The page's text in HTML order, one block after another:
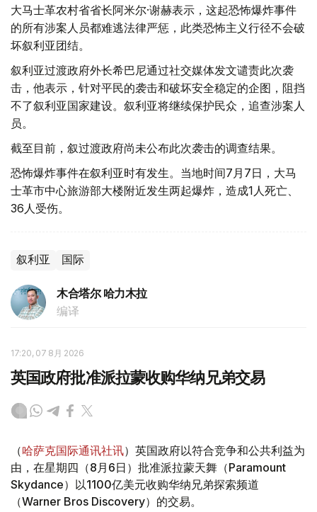
大马士革农村省省长阿米尔·谢赫表示，这起恐怖爆炸事件
的所有涉案人员都难逃法律严惩，此类恐怖主义行径不会破
坏叙利亚团结。
叙利亚过渡政府外长希巴尼通过社交媒体发文谴责此次袭
击，他表示，针对平民的袭击和破坏安全稳定的企图，阻挡
不了叙利亚国家建设。叙利亚将继续保护民众，追查涉案人
员。
截至目前，叙过渡政府尚未公布此次袭击的调查结果。
恐怖爆炸事件在叙利亚时有发生。当地时间7月7日，大马
士革市中心旅游部大楼附近发生两起爆炸，造成1人死亡、
36人受伤。
叙利亚 国际
木合塔尔 哈力木拉
编译
17:20, 07 8月 2026
英国政府批准派拉蒙收购华纳兄弟交易
（哈萨克国际通讯社讯）英国政府以符合竞争和公共利益为
由，在星期四（8月6日）批准派拉蒙天舞（Paramount
Skydance）以1100亿美元收购华纳兄弟探索频道
（Warner Bros Discovery）的交易。